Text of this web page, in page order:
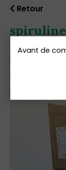
Retour
sechees2
Avant de